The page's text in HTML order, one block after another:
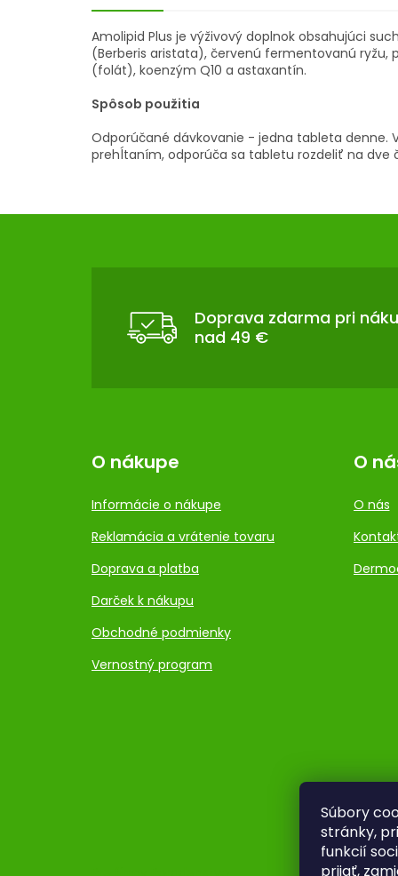
Súbory
stránky,
funkcií
prijať,
Amolipid Plus je výživový doplnok obsahujúci
(Berberis aristata), červenú fermentovanú ryžu,
(folát), koenzým Q10 a astaxantín.
Spôsob použitia
Odporúčané dávkovanie - jedna tableta denne.
prehĺtaním, odporúča sa tabletu rozdeliť na dve
Doprava zdarma pri
nad 49 €
O nákupe
Informácie o nákupe
Reklamácia a vrátenie tovaru
Doprava a platba
Darček k nákupu
Obchodné podmienky
Vernostný program
O
O nás